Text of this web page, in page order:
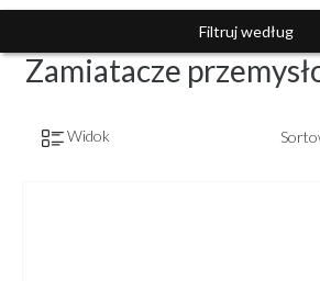
Filtruj według
Zamiatacze
Widok